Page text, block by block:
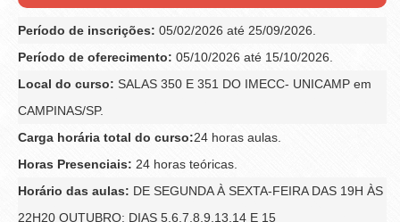
Período de inscrições: 05/02/2026 até 25/09/2026.
Período de oferecimento: 05/10/2026 até 15/10/2026.
Local do curso: SALAS 350 E 351 DO IMECC- UNICAMP em
CAMPINAS/SP.
Carga horária total do curso:24 horas aulas.
Horas Presenciais: 24 horas teóricas.
Horário das aulas: DE SEGUNDA À SEXTA-FEIRA DAS 19H ÀS
22H20 OUTUBRO: DIAS 5,6,7,8,9,13,14 E 15